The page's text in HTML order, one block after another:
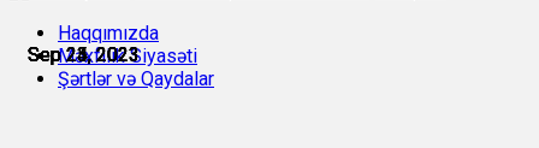
Sep 23, 2023
Sep 23, 2023
Sep 23, 2023
Sep 24, 2023
Sep 24, 2023
Sep 25, 2023
Haqqımızda
Məxfilik Siyasəti
Şərtlər və Qaydalar